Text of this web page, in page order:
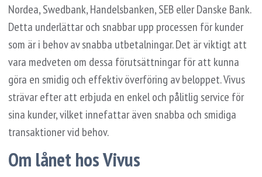
Nordea, Swedbank, Handelsbanken, SEB eller Danske Bank.
Detta underlättar och snabbar upp processen för kunder
som är i behov av snabba utbetalningar. Det är viktigt att
vara medveten om dessa förutsättningar för att kunna
göra en smidig och effektiv överföring av beloppet. Vivus
strävar efter att erbjuda en enkel och pålitlig service för
sina kunder, vilket innefattar även snabba och smidiga
transaktioner vid behov.
Om lånet hos Vivus